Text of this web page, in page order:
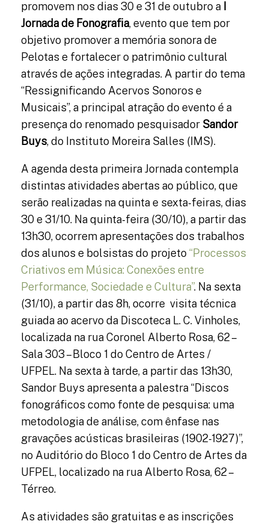
promovem nos dias 30 e 31 de outubro a
Jornada de Fonografia, evento que tem por
objetivo promover a memória sonora de
Pelotas e fortalecer o patrimônio cultural
através de ações integradas. A partir do tema
“Ressignificando Acervos Sonoros e
Musicais”, a principal atração do evento é a
presença do renomado pesquisador Sandor
Buys, do Instituto Moreira Salles (IMS).
A agenda desta primeira Jornada contempla
distintas atividades abertas ao público, que
serão realizadas na quinta e sexta-feiras, dias
30 e 31/10. Na quinta-feira (30/10), a partir das
13h30, ocorrem apresentações dos trabalhos
dos alunos e bolsistas do projeto “Processos
Criativos em Música: Conexões entre
Performance, Sociedade e Cultura”. Na sexta
(31/10), a partir das 8h, ocorre visita técnica
guiada ao acervo da Discoteca L. C. Vinholes,
localizada na rua Coronel Alberto Rosa, 62 –
Sala 303 – Bloco 1 do Centro de Artes /
UFPEL. Na sexta à tarde, a partir das 13h30,
Sandor Buys apresenta a palestra “Discos
fonográficos como fonte de pesquisa: uma
metodologia de análise, com ênfase nas
gravações acústicas brasileiras (1902-1927)”,
no Auditório do Bloco 1 do Centro de Artes da
UFPEL, localizado na rua Alberto Rosa, 62 –
Térreo.
As atividades são gratuitas e as inscrições